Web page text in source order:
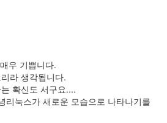
우 기쁩니다.
라 생각됩니다.
확신도 서구요....
리눅스가 새로운 모습으로 나타나기를